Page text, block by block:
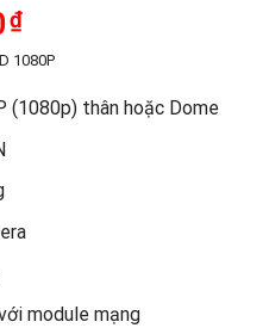
₫Giá
tại
7.350.000₫.
1080P
(1080p) thân hoặc Dome
module mạng